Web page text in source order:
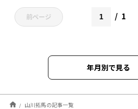
前ページ 1
年月別で見る
2025年10月
山川拓馬の記事一覧